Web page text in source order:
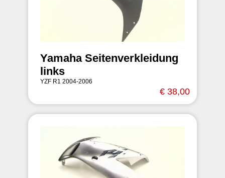
Yamaha Seitenverkleidung
links
YZF R1 2004-2006
€ 38,00